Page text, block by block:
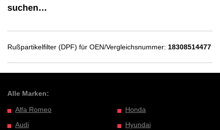
suchen…
Rußpartikelfilter (DPF) für OEN/Vergleichsnummer: 18308514477
Alle Marken:
Alfa Romeo
Audi
Honda
Hyundai